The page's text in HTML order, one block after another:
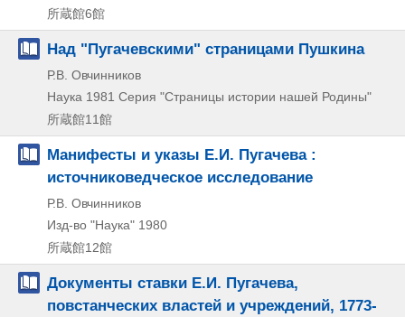
所蔵館6館
Над "Пугачевскими" страницами Пушкина
Р.В. Овчинников
Наука 1981 Серия "Страницы истории нашей Родины"
所蔵館11館
Манифесты и указы Е.И. Пугачева :
источниковедческое исследование
Р.В. Овчинников
Изд-во "Наука" 1980
所蔵館12館
Документы ставки Е.И. Пугачева,
повстанческих властей и учреждений, 1773-